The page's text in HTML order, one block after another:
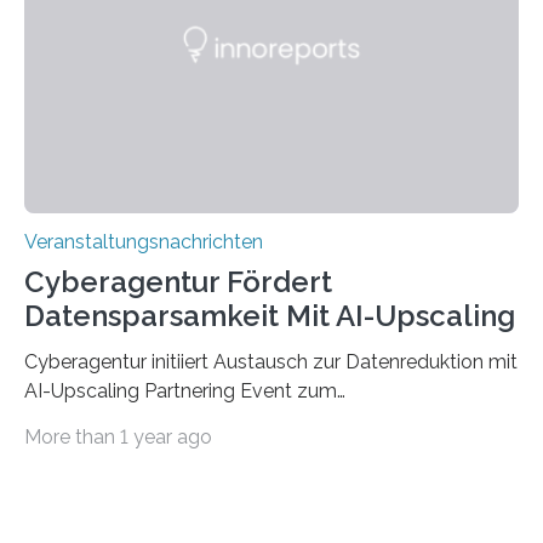
„QUAZAR“ mit insgesamt 1,15 Millionen Euro über vier
Veranstaltungsnachrichten
Cyberagentur Fördert
Datensparsamkeit Mit AI-Upscaling
Cyberagentur initiiert Austausch zur Datenreduktion mit
AI-Upscaling Partnering Event zum
innovative DatenverarbeitungDie Agentur für
More than 1 year ago